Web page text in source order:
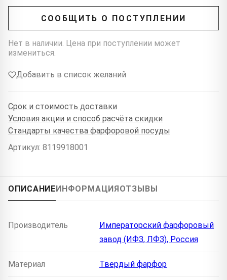
СООБЩИТЬ О ПОСТУПЛЕНИИ
Нет в наличии. Цена при поступлении может
измениться.
Добавить в список желаний
Срок и стоимость доставки
Условия акции и способ расчёта скидки
Стандарты качества фарфоровой посуды
Артикул: 8119918001
ОПИСАНИЕИНФОРМАЦИЯОТЗЫВЫ
Производитель
Императорский фарфоровый
завод (ИФЗ, ЛФЗ), Россия
Материал Твердый фарфор